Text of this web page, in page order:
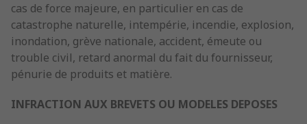
cas de force majeure, en particulier en cas de
catastrophe naturelle, intempérie, incendie, explosion,
inondation, grève nationale, accident, émeute ou
trouble civil, retard anormal du fait du fournisseur,
pénurie de produits et matière.
INFRACTION AUX BREVETS OU MODELES DEPOSES